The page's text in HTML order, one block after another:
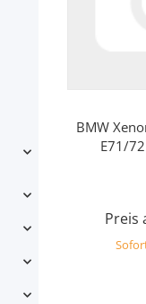
BMW
E71/
Preis